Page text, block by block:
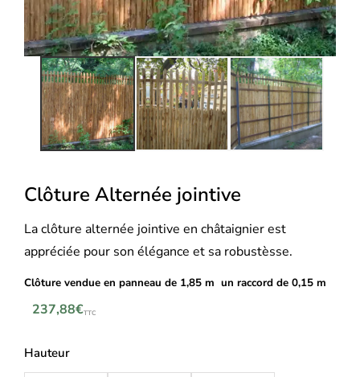
Clôture Alternée jointive
La clôture alternée jointive en châtaignier est
appréciée pour son élégance et sa robustèsse.
Clôture vendue en panneau de 1,85 m un raccord de 0,15 m
237,88€TTC
Hauteur